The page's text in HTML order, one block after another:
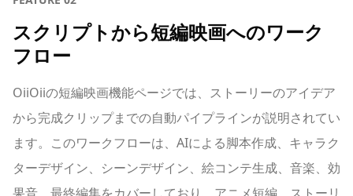
スクリプトから短編映画へのワーク
フロー
OiiOiiの短編映画機能ページでは、ストーリーのアイデア
から完成クリップまでの自動パイプラインが説明されてい
ます。このワークフローは、AIによる脚本作成、キャラク
ターデザイン、シーンデザイン、絵コンテ生成、音楽、効